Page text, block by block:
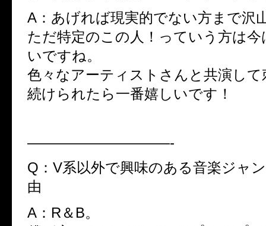
A：あげれば現実的でない方まで沢
ただ特定のこの人！っていう方は
いですね。
色々なアーティストさんと共演し
続けられたら一番嬉しいです！
——————————-
Q：V系以外で興味のある音楽ジャ
由
A：R＆B。